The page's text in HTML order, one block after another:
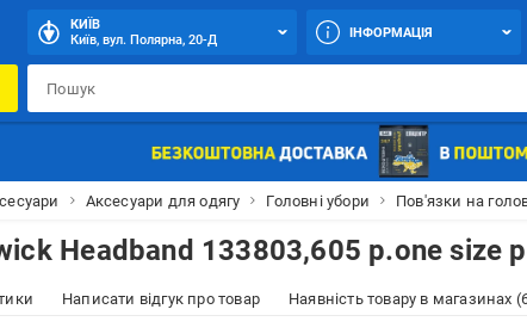
КИЇВ
Київ, вул. Полярна, 20-Д
ІНФОРМАЦІЯ
Аксесуари для одягу Головні убори Пов'язки на
Headband 133803,605 р.one size
Написати відгук про товар Наявність товару в магазинах